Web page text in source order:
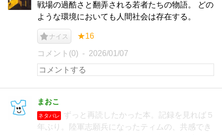
戦場の過酷さと翻弄される若者たちの物語。 どの
ような環境においても人間社会は存在する。
ナイス ★16
コメント(0) 2026/01/07
まおこ
ネタバレ
ずっと再読したかった本。記録を見れば５
年ぶり。陸軍志願兵になったティムの、共感でき